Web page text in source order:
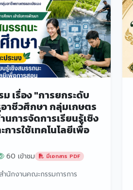
ม เรื่อง "การยกระดับ
าชีวศึกษา กลุ่มเกษตร
นการจัดการเรียนรู้เชิง
ารใช้เทคโนโลยีเพื่อ
60 เข้าชม มีเอกสาร PDF
นักงานคณะกรรมการการ